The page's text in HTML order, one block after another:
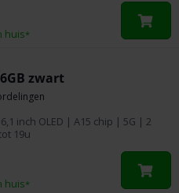
huis*
zwart
inch OLED | A15 chip | 5G | 2
19u
huis*